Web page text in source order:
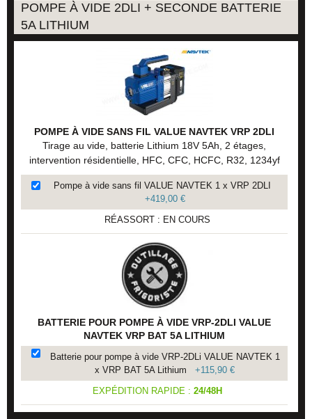
POMPE À VIDE 2DLI + SECONDE BATTERIE
5A LITHIUM
POMPE À VIDE SANS FIL VALUE NAVTEK VRP 2DLI
Tirage au vide, batterie Lithium 18V 5Ah, 2 étages,
intervention résidentielle, HFC, CFC, HCFC, R32, 1234yf
Pompe à vide sans fil VALUE NAVTEK 1 x VRP 2DLI
+419,00 €
RÉASSORT : EN COURS
BATTERIE POUR POMPE À VIDE VRP-2DLI VALUE
NAVTEK VRP BAT 5A LITHIUM
Batterie pour pompe à vide VRP-2DLi VALUE NAVTEK 1
x VRP BAT 5A Lithium +115,90 €
EXPÉDITION RAPIDE : 24/48H